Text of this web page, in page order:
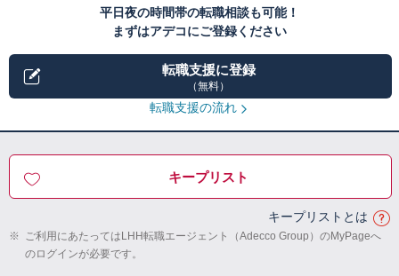
平日夜の時間帯の転職相談も可能！
まずはアデコにご登録ください
転職支援に登録
（無料）
転職支援の流れ
キープリスト
キープリストとは
※ ご利用にあたってはLHH転職エージェント（Adecco Group）のMyPageへ
のログインが必要です。